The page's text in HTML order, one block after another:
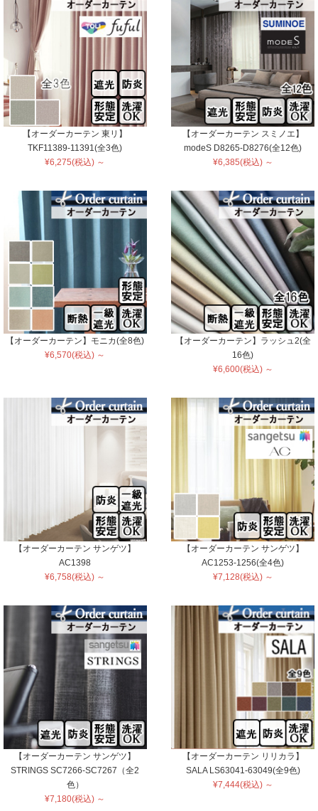
【オーダーカーテン 東リ】
TKF11389-11391(全3色)
¥6,275(税込) ～
【オーダーカーテン スミノエ】
modeS D8265-D8276(全12色)
¥6,385(税込) ～
【オーダーカーテン】モニカ(全8色)
¥6,570(税込) ～
【オーダーカーテン】ラッシュ2(全
16色)
¥6,600(税込) ～
【オーダーカーテン サンゲツ】
AC1398
¥6,758(税込) ～
【オーダーカーテン サンゲツ】
AC1253-1256(全4色)
¥7,128(税込) ～
【オーダーカーテン サンゲツ】
STRINGS SC7266-SC7267（全2
色）
¥7,180(税込) ～
【オーダーカーテン リリカラ】
SALA LS63041-63049(全9色)
¥7,444(税込) ～